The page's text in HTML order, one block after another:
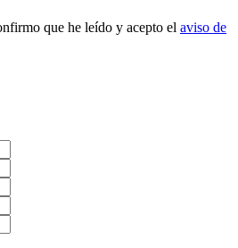
que he leído y acepto el aviso de